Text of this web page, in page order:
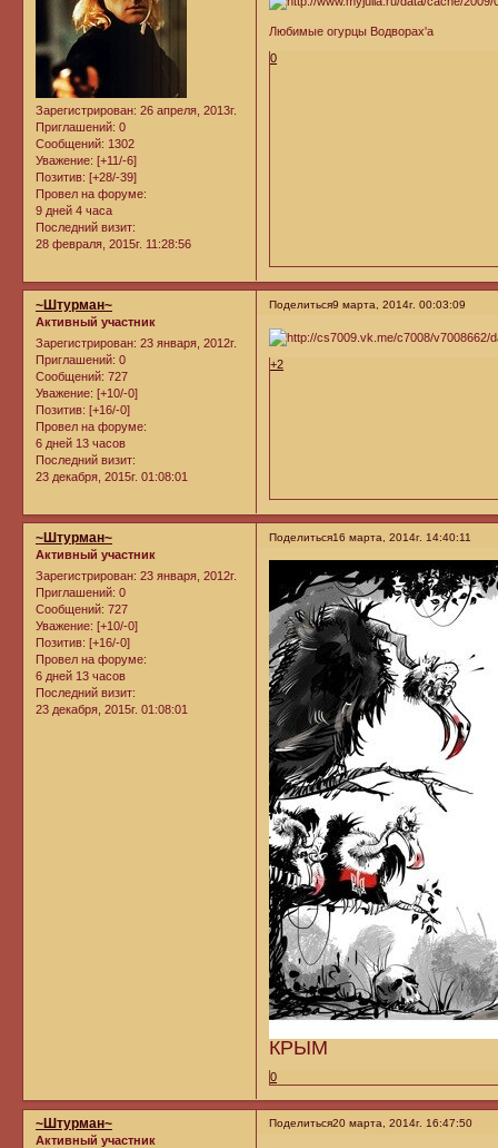
Зарегистрирован: 26 апреля, 2013г.
Приглашений: 0
Сообщений: 1302
Уважение: [+11/-6]
Позитив: [+28/-39]
Провел на форуме:
9 дней 4 часа
Последний визит:
28 февраля, 2015г. 11:28:56
Любимые огурцы Водворах'а
0
Поделиться9 марта, 2014г. 00:03:09
~Штурман~
Активный участник
Зарегистрирован: 23 января, 2012г.
Приглашений: 0
Сообщений: 727
Уважение: [+10/-0]
Позитив: [+16/-0]
Провел на форуме:
6 дней 13 часов
Последний визит:
23 декабря, 2015г. 01:08:01
+2
Поделиться16 марта, 2014г. 14:40:11
~Штурман~
Активный участник
Зарегистрирован: 23 января, 2012г.
Приглашений: 0
Сообщений: 727
Уважение: [+10/-0]
Позитив: [+16/-0]
Провел на форуме:
6 дней 13 часов
Последний визит:
23 декабря, 2015г. 01:08:01
КРЫМ
0
Поделиться20 марта, 2014г. 16:47:50
~Штурман~
Активный участник